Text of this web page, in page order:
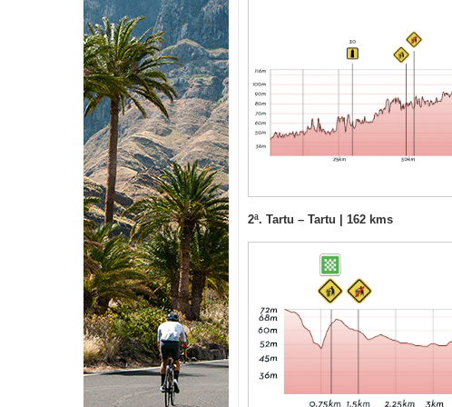
2ª. Tartu – Tartu | 162 kms